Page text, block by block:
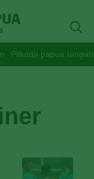
Pilkada papua tengah